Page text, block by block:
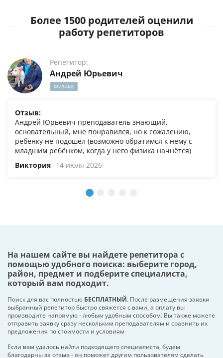
Более 1500 родителей оценили
работу репетиторов
Репетитор:
Андрей Юрьевич
Физика
Отзыв:
Андрей Юрьевич преподаватель знающий,
основательный, мне понравился, но к сожалению,
ребёнку не подошёл (возможно обратимся к нему с
младшим ребёнком, когда у него физика начнётся)
Виктория 14 июля 2026
На нашем сайте вы найдете репетитора с
помощью удобного поиска: выберите город,
район, предмет и подберите специалиста,
который вам подходит.
Поиск для вас полностью БЕСПЛАТНЫЙ. После размещения заявки
выбранный репетитор быстро свяжется с вами, а оплату вы
производите напрямую - любым удобным способом. Вы также можете
отправить заявку сразу нескольким преподавателям и сравнить их
предложения по стоимости и условиям
Если вам удалось найти подходящего специалиста, будем
благодарны за отзыв - он поможет другим пользователям сделать